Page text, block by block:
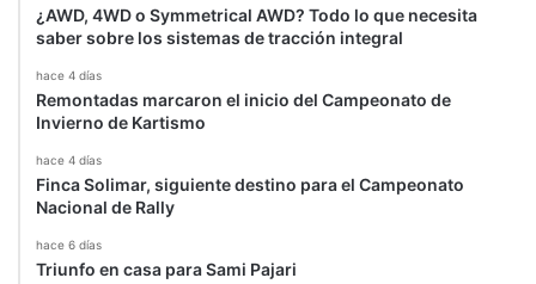
¿AWD, 4WD o Symmetrical AWD? Todo lo que necesita
saber sobre los sistemas de tracción integral
hace 4 días
Remontadas marcaron el inicio del Campeonato de
Invierno de Kartismo
hace 4 días
Finca Solimar, siguiente destino para el Campeonato
Nacional de Rally
hace 6 días
Triunfo en casa para Sami Pajari